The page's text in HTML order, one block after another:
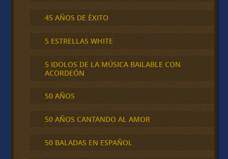
45 AÑOS DE ÉXITO
5 ESTRELLAS WHITE
5 IDOLOS DE LA MÚSICA BAILABLE CON
ACORDEÓN
50 AÑOS
50 AÑOS CANTANDO AL AMOR
50 BALADAS EN ESPAÑOL